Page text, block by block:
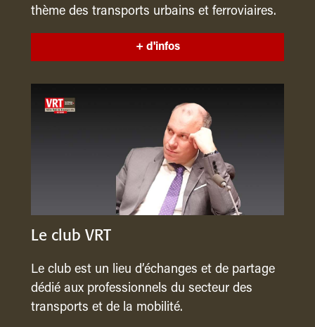
thème des transports urbains et ferroviaires.
+ d'infos
Le club VRT
Le club est un lieu d’échanges et de partage
dédié aux professionnels du secteur des
transports et de la mobilité.